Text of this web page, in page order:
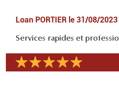
Loan PORTIER le 31/08/2023
Services rapides et